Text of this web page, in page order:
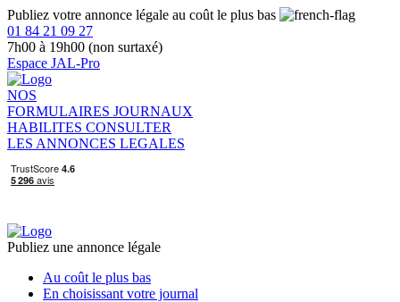
Publiez votre annonce légale au coût le plus bas
01 84 21 09 27
7h00 à 19h00 (non surtaxé)
Espace JAL-Pro
NOS
FORMULAIRES JOURNAUX
HABILITES CONSULTER
LES ANNONCES LEGALES
Publiez une annonce légale
Au coût le plus bas
En choisissant votre journal